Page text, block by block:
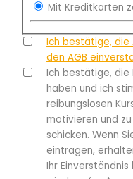
Mit Kreditkarten
Ich bestätige, die
den AGB
Ich bestätige, die
haben und ich
reibungslosen
motivieren und
schicken. Wenn
eintragen,
Ihr